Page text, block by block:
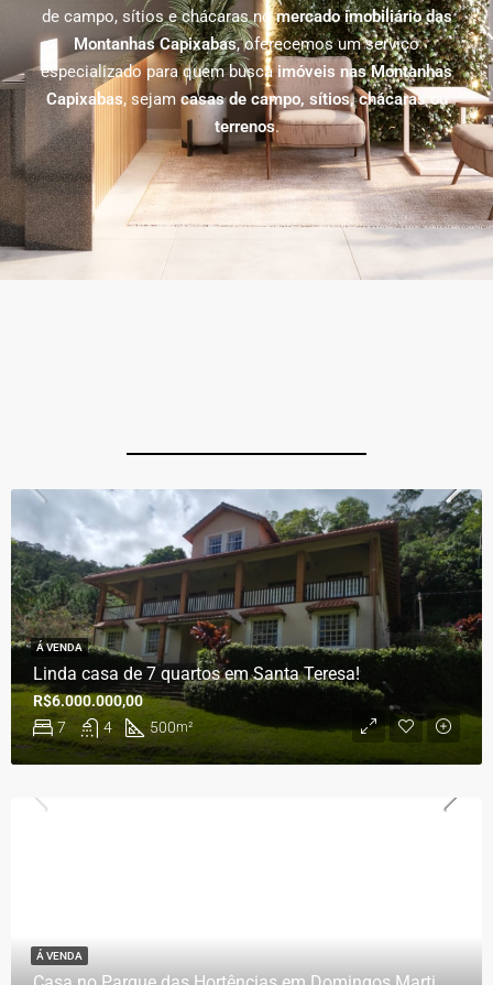
de campo, sítios e chácaras nomercado imobiliário das
Montanhas Capixabas, oferecemos um serviço
especializado para quem buscaimóveis nas Montanhas
Capixabas, sejam casas de campo, sítios, chácaras ou
terrenos.
Linda casa de 7 quartos em Santa Teresa!
7 4 500m²
R$6.000.000,00
Á VENDA
Á VENDA